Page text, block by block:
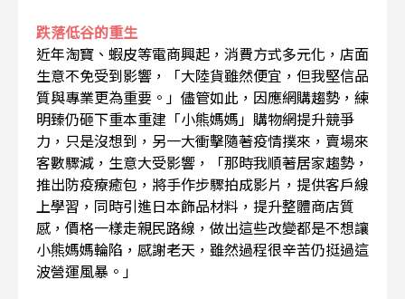
跌落低谷的重生
近年淘寶、蝦皮等電商興起，消費方式多元化，店面
生意不免受到影響，「大陸貨雖然便宜，但我堅信品
質與專業更為重要。」儘管如此，因應網購趨勢，練
明臻仍砸下重本重建「小熊媽媽」購物網提升競爭
力，只是沒想到，另一大衝擊隨著疫情撲來，賣場來
客數驟減，生意大受影響，「那時我順著居家趨勢，
推出防疫療癒包，將手作步驟拍成影片，提供客戶線
上學習，同時引進日本飾品材料，提升整體商店質
感，價格一樣走親民路線，做出這些改變都是不想讓
小熊媽媽輪陷，感謝老天，雖然過程很辛苦仍挺過這
波營運風暴。」